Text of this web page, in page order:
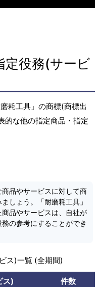
定役務(サービ
耗工具」の商標(商標出
的な他の指定商品・指定
商品やサービスに対して商
しょう。「耐磨耗工具」
品やサービスは、自社が
の参考にすることができ
ス)一覧 (全期間)
ス) 件数